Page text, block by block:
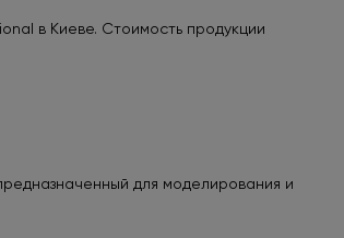
в Киеве. Стоимость продукции
для моделирования и